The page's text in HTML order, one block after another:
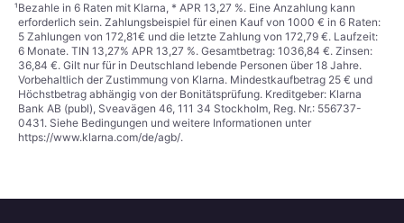
¹Bezahle in 6 Raten mit Klarna, * APR 13,27 %. Eine Anzahlung kann
erforderlich sein. Zahlungsbeispiel für einen Kauf von 1000 € in 6 Raten:
5 Zahlungen von 172,81€ und die letzte Zahlung von 172,79 €. Laufzeit:
6 Monate. TIN 13,27% APR 13,27 %. Gesamtbetrag: 1036,84 €. Zinsen:
36,84 €. Gilt nur für in Deutschland lebende Personen über 18 Jahre.
Vorbehaltlich der Zustimmung von Klarna. Mindestkaufbetrag 25 € und
Höchstbetrag abhängig von der Bonitätsprüfung. Kreditgeber: Klarna
Bank AB (publ), Sveavägen 46, 111 34 Stockholm, Reg. Nr.: 556737-
0431. Siehe Bedingungen und weitere Informationen unter
https://www.klarna.com/de/agb/.